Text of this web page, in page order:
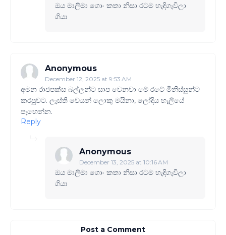
ඔය මාලිමා ගොං කතා නිසා රටම හැඳිගෑවිලා
ගියා
Anonymous
December 12, 2025 at 9:53 AM
අමන රාජපක්ස බල්ලන්ට සාප වෙනවා මේ රටේ මිනිස්සුන්ට
කරපුවට. ලෑස්ති වෙයන් ලොකු මයිනා, ලෝදිය හැලියේ
පැහෙන්න.
Reply
Anonymous
December 13, 2025 at 10:16 AM
ඔය මාලිමා ගොං කතා නිසා රටම හැඳිගෑවිලා
ගියා
Post a Comment